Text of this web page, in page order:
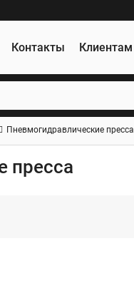
Контакты Клиентам
Пневмогидравлические пресса
пресса